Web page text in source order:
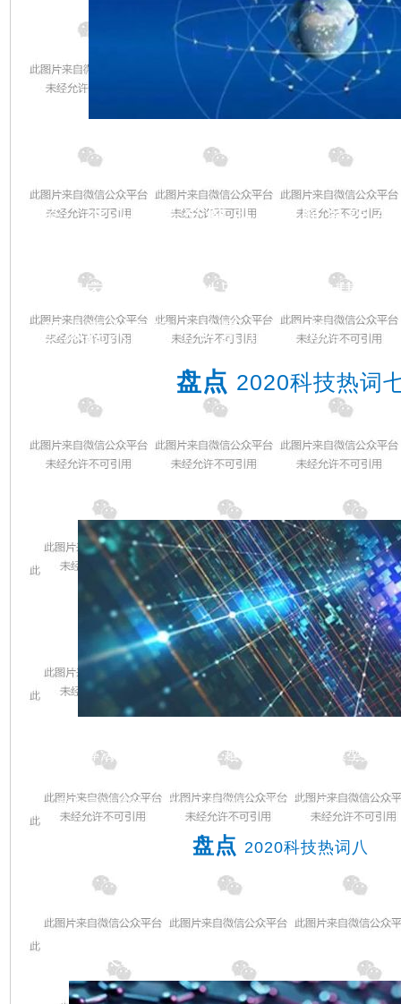
统。北斗三号全球卫星导航系统
的国家。在智慧铁路应用、智慧施
形成新兴市场，前景十分广阔。
盘点 2020科技热词
量子计算
量子算法为在计算速度上超越经典计算机模型提
度比目前最快的超级计算机快一百万亿倍！
盘点 2020科技热词八
纳米材料